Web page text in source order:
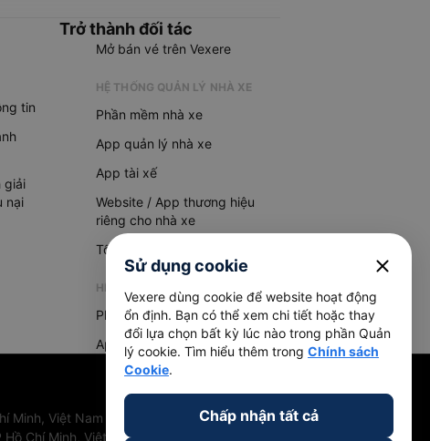
tin
giải
nại
Trở thành đối tác
Mở bán vé trên Vexere
HỆ THỐNG QUẢN LÝ NHÀ XE
Phần mềm nhà xe
App quản lý nhà xe
App tài xế
Website / App thương hiệu
riêng cho nhà xe
Tổng đài AI
HỆ THỐNG QUẢN LÝ HÀNG HOÁ
Phần mềm quản lý hàng hoá
App quản lý hàng hoá
Minh, Việt Nam
Chí Minh, Việt Nam
Sử dụng cookie close
Vexere dùng cookie để website hoạt động
ổn định. Bạn có thể xem chi tiết hoặc thay
đổi lựa chọn bất kỳ lúc nào trong phần Quản
lý cookie. Tìm hiểu thêm trong Chính sách
Cookie.
Chấp nhận tất cả